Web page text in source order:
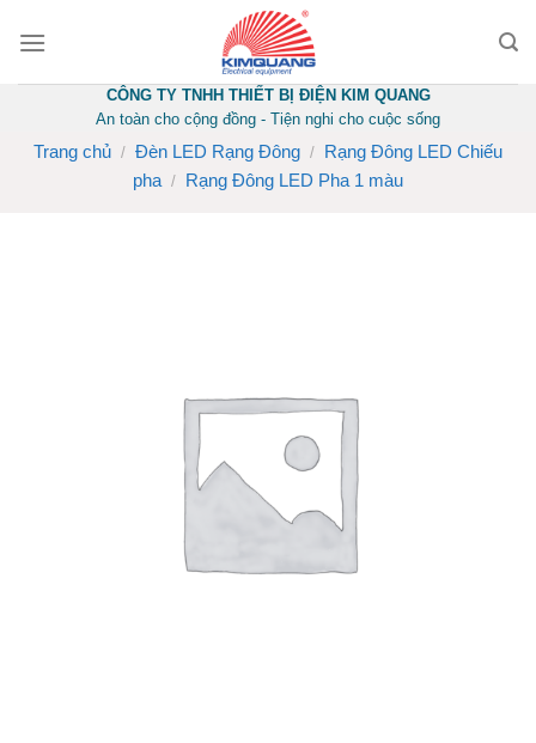
CÔNG TY TNHH THIẾT BỊ ĐIỆN KIM QUANG
An toàn cho cộng đồng - Tiện nghi cho cuộc sống
Trang chủ / Đèn LED Rạng Đông /
Rạng Đông LED Chiếu
pha / Rạng Đông LED Pha 1 màu